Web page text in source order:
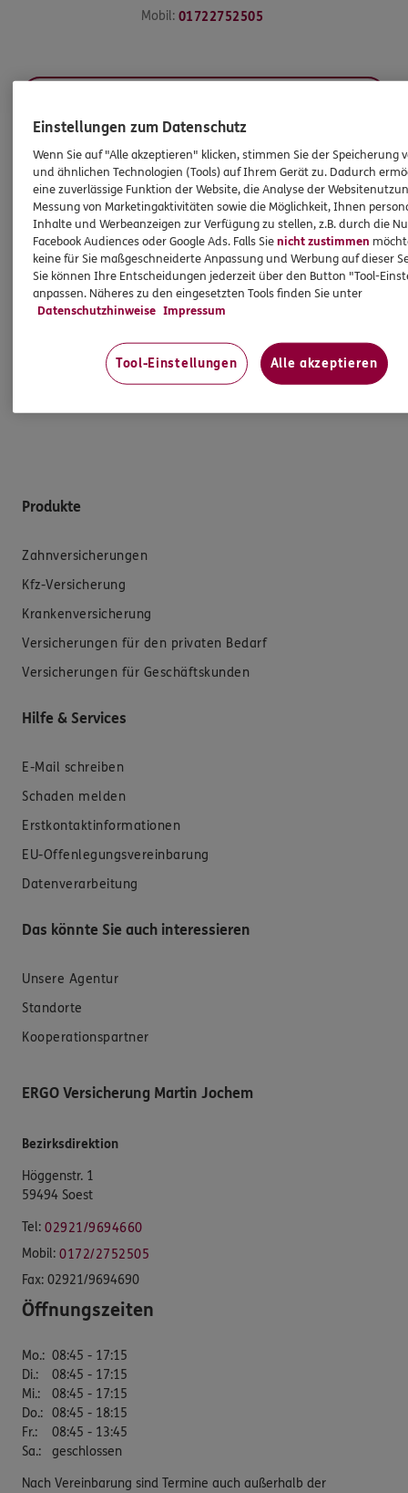
Mobil: 01722752505
HINWEIS
Wichtiges aus dem Vermittlerrecht
Ich bin verpflichtet, Ihnen Auskünfte zu meiner
Person zu geben. Sowohl Ihr Schutz als Verbraucher
sowie auch gesetzliche Regelungen halten mich
dazu an. Ich biete Beratung an, für die
ferner sonstige Zuwendungen.
Mehr Informationen
Produkte
Zahnversicherungen
Kfz-Versicherung
Krankenversicherung
Versicherungen für den privaten Bedarf
Versicherungen für Geschäftskunden
Hilfe & Services
E-Mail schreiben
Schaden melden
Erstkontaktinformationen
EU-Offenlegungsvereinbarung
Datenverarbeitung
Das könnte Sie auch interessieren
Unsere Agentur
Standorte
Kooperationspartner
ERGO Versicherung Martin Jochem
Bezirksdirektion
Höggenstr. 1
59494 Soest
Tel: 02921/9694660
Mobil: 0172/2752505
Fax: 02921/9694690
Öffnungszeiten
Mo.: 08:45 - 17:15
Di.:
08:45 - 17:15
Mi.:
08:45 - 17:15
Do.: 08:45 - 18:15
Fr.:
08:45 - 13:45
Sa.: geschlossen
Nach Vereinbarung sind Termine auch außerhalb der
Einstellungen zum Datenschutz
Wenn Sie auf "Alle akzeptieren" klicken, stimmen Sie der Speicherung
und ähnlichen Technologien (Tools) auf Ihrem Gerät zu. Dadurch
eine zuverlässige Funktion der Website, die Analyse der
Messung von Marketingaktivitäten sowie die Möglichkeit, Ihnen
Inhalte und Werbeanzeigen zur Verfügung zu stellen, z.B. durch die
Facebook Audiences oder Google Ads. Falls Sienicht zustimmen
keine für Sie maßgeschneiderte Anpassung und Werbung auf dieser
Sie können Ihre Entscheidungen jederzeit über den Button "Tool-
anpassen. Näheres zu den eingesetzten Tools finden Sie unter
Datenschutzhinweise Impressum
Tool-Einstellungen Alle akzeptieren